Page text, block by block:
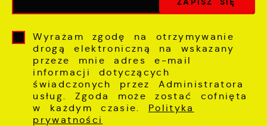
Wyrażam zgodę na otrzymywanie
drogą elektroniczną na wskazany
przeze mnie adres e-mail
informacji dotyczących
świadczonych przez Administratora
usług. Zgoda może zostać cofnięta
w każdym czasie. Polityka
prywatności